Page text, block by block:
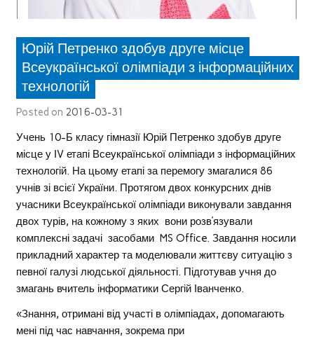
Юрій Петренко здобув друге місце
Всеукраїнської олімпіади з інформаційних
технологій
Posted on 2016-03-31
Учень 10-Б класу гімназії Юрій Петренко здобув друге
місце у ІV етапі Всеукраїнської олімпіади з інформаційних
технологій. На цьому етапі за перемогу змагалися 86
учнів зі всієї України. Протягом двох конкурсних днів
учасники Всеукраїнської олімпіади виконували завдання
двох турів, на кожному з яких вони розв’язували
комплексні задачі засобами MS Office. Завдання носили
прикладний характер та моделювали життєву ситуацію з
певної галузі людської діяльності. Підготував учня до
змагань вчитель інформатики Сергій Іванченко.
«Знання, отримані від участі в олімпіадах, допомагають
мені під час навчання, зокрема при